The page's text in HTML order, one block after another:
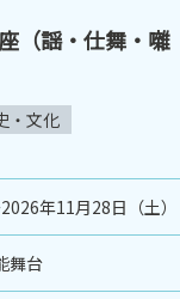
（謡・仕舞・囃
・文化
年11月28日（土）
舞台